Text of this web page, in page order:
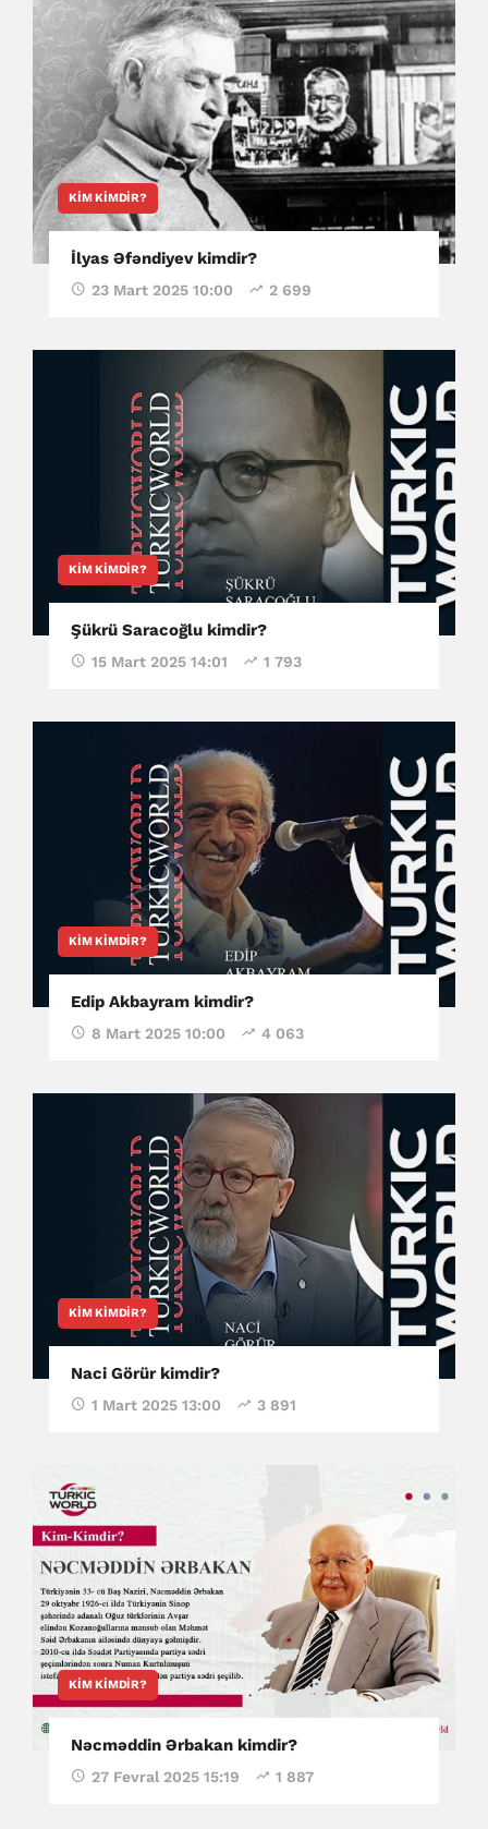
KIM KIMDIR?
İlyas Əfəndiyev kimdir?
23 Mart 2025 10:00 2 699
KIM KIMDIR?
Şükrü Saracoğlu kimdir?
15 Mart 2025 14:01 1 793
KIM KIMDIR?
Edip Akbayram kimdir?
8 Mart 2025 10:00 4 063
KIM KIMDIR?
Naci Görür kimdir?
1 Mart 2025 13:00 3 891
KIM KIMDIR?
Nəcməddin Ərbakan kimdir?
27 Fevral 2025 15:19 1 887